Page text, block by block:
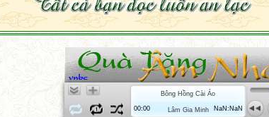
Bông Hồng Cài Áo
Lâm Gia Minh
00:00 NaN:NaN